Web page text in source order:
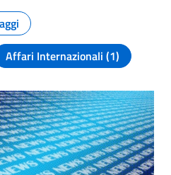
Affari Internazionali (1)